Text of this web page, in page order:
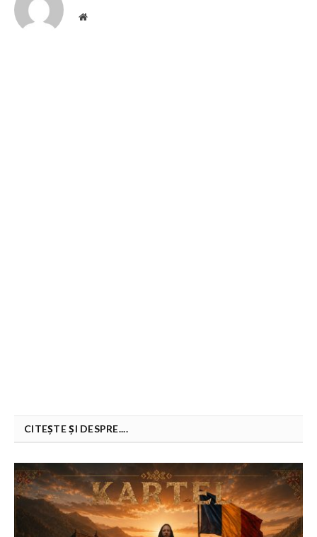
Website
CITEȘTE ȘI DESPRE....